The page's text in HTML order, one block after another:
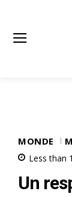
MONDE
Less than 1
Un